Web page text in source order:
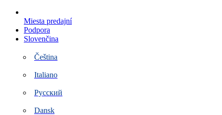
Miesta predajní
Podpora
Slovenčina
Čeština
Italiano
Русский
Dansk